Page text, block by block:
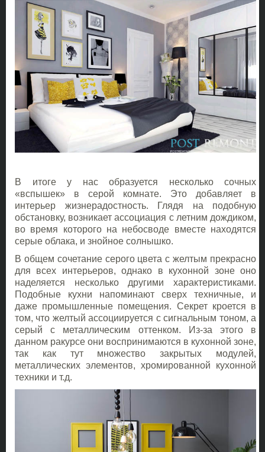
В итоге у нас образуется несколько сочных
«вспышек» в серой комнате. Это добавляет в
интерьер жизнерадостность. Глядя на подобную
обстановку, возникает ассоциация с летним дождиком,
во время которого на небосводе вместе находятся
серые облака, и знойное солнышко.
В общем сочетание серого цвета с желтым прекрасно
для всех интерьеров, однако в кухонной зоне оно
наделяется несколько другими характеристиками.
Подобные кухни напоминают сверх техничные, и
даже промышленные помещения. Секрет кроется в
том, что желтый ассоциируется с сигнальным тоном, а
серый с металлическим оттенком. Из-за этого в
данном ракурсе они воспринимаются в кухонной зоне,
так как тут множество закрытых модулей,
металлических элементов, хромированной кухонной
техники и т.д.